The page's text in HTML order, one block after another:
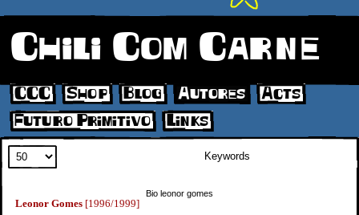
Chili Com Carne
CCC Shop Blog Autores
Acts
Futuro Primitivo
Links
Bio leonor gomes
Leonor Gomes [1996/1999]